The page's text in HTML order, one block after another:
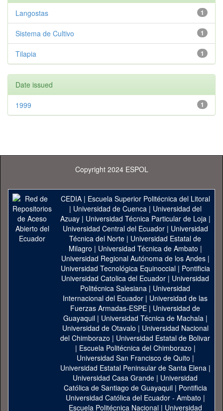
1
Langostas
1
Sistema de Cultivo
1
Tilapia
Date issued
1
1999
Copyright 2024 ESPOL
CEDIA| Escuela Superior Politécnica del Litoral
| Universidad de Cuenca| Universidad del
Azuay| Universidad Técnica Particular de Loja|
Universidad Central del Ecuador| Universidad
Técnica del Norte | Universidad Estatal de
Milagro | Universidad Técnica de Ambato |
Universidad Regional Autónoma de los Andes|
Universidad Tecnológica Equinoccial| Pontificia
Universidad Catolica del Ecuador | Universidad
Politécnica Salesiana | Universidad
Internacional del Ecuador | Universidad de las
Fuerzas Armadas-ESPE | Universidad de
Guayaquil| Universidad Técnica de Machala|
Universidad de Otavalo | Universidad Nacional
del Chimborazo | Universidad Estatal de Bolivar
| Escuela Politécnica del Chimborazo |
Universidad San Francisco de Quito |
Universidad Estatal Peninsular de Santa Elena|
Universidad Casa Grande | Universidad
Católica de Santiago de Guayaquil| Pontificia
Universidad Católica del Ecuador - Ambato |
Escuela Politécnica Nacional| Universidad